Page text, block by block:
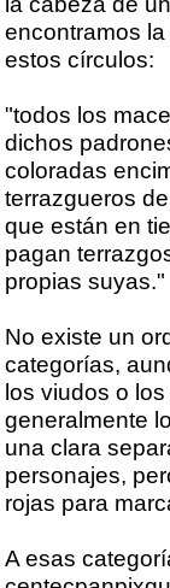
encontramos
estos círculos:
"todos los
dichos
coloradas
terrazgueros
que están en
pagan
propias suyas."
No existe un
categorías,
los viudos o
generalmente
una clara
personajes,
rojas para
A esas